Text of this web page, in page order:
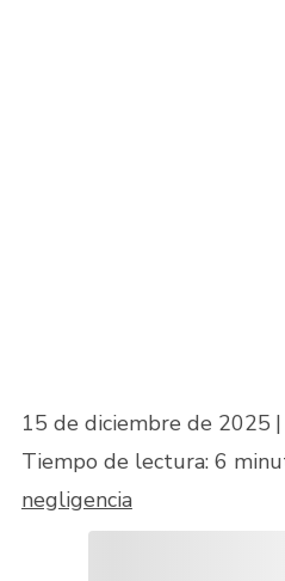
15 de diciembre de 2025
Tiempo de lectura: 6
negligencia